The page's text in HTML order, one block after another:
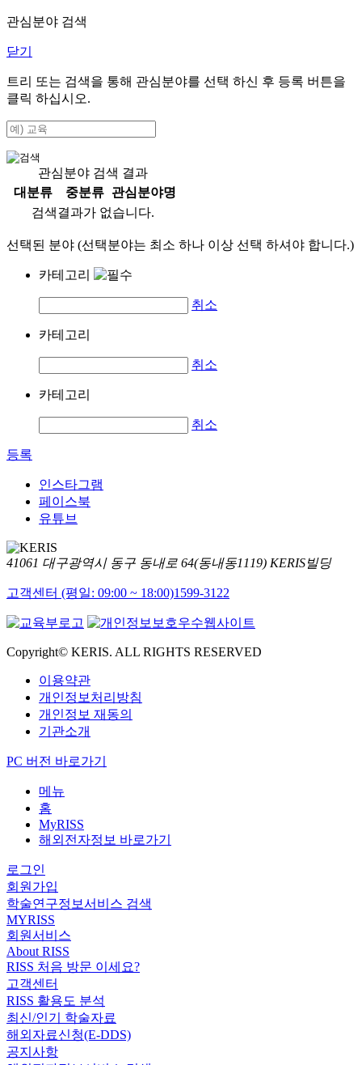
관심분야 검색
닫기
트리 또는 검색을 통해 관심분야를 선택 하신 후 등록 버튼을
클릭 하십시오.
관심분야 검색 결과
대분류
중분류
관심분야명
검색결과가 없습니다.
선택된 분야 (선택분야는 최소 하나 이상 선택 하셔야 합니다.)
카테고리
취소
카테고리
취소
카테고리
취소
등록
인스타그램
페이스북
유튜브
41061 대구광역시 동구 동내로 64(동내동1119) KERIS빌딩
고객센터 (평일: 09:00 ~ 18:00)1599-3122
Copyright© KERIS. ALL RIGHTS RESERVED
이용약관
개인정보처리방침
개인정보 재동의
기관소개
PC 버전 바로가기
메뉴
홈
MyRISS
해외전자정보 바로가기
로그인
회원가입
학술연구정보서비스 검색
MYRISS
회원서비스
About RISS
RISS 처음 방문 이세요?
고객센터
RISS 활용도 분석
최신/인기 학술자료
해외자료신청(E-DDS)
공지사항